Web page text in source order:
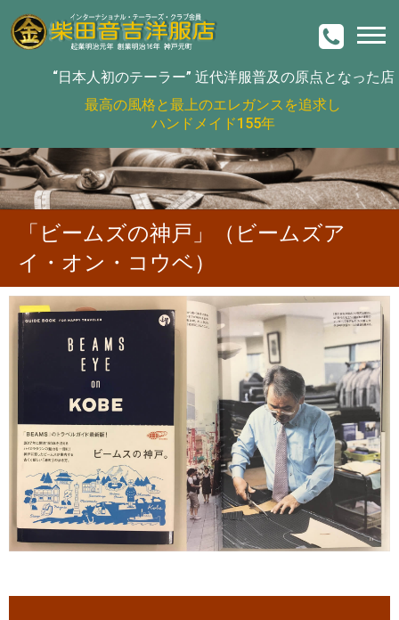
“日本人初のテーラー” 近代洋服普及の原点となった店
最高の風格と最上のエレガンスを追求し
ハンドメイド155年
「ビームズの神戸」（ビームズア
イ・オン・コウベ）